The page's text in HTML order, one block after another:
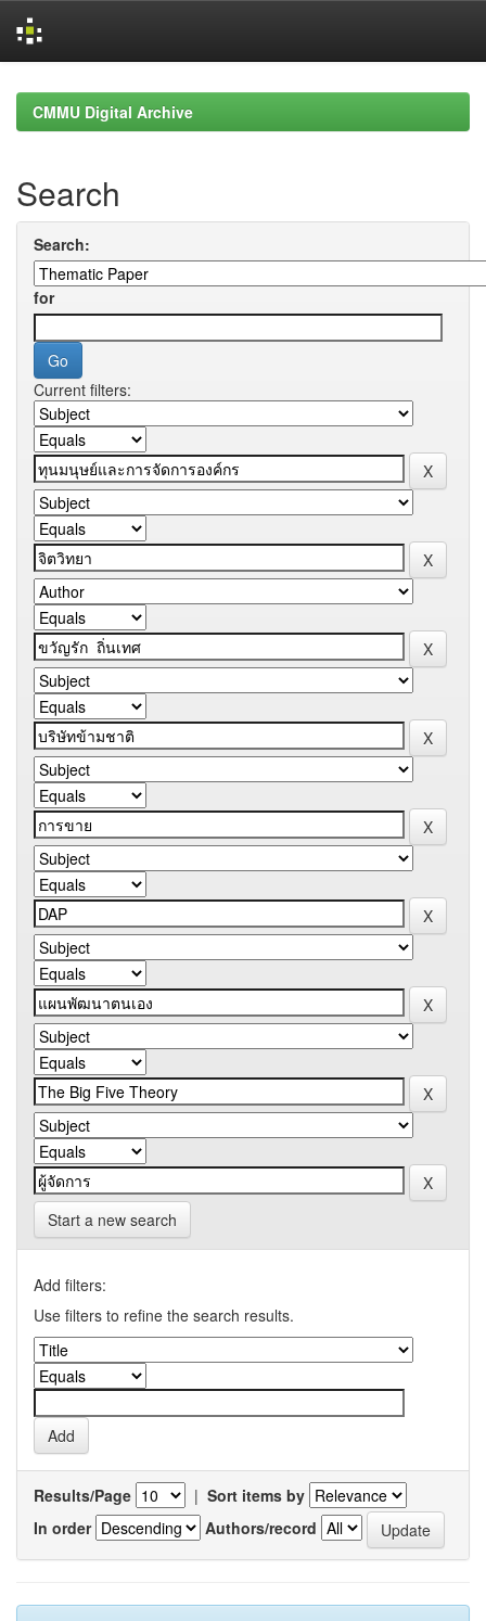
navigationCMMU Digital Archive
Search
Search:
for
Current filters:
Start a new search
Add filters:
Use filters to refine the search results.
Results/Page | Sort items by
In order
Authors/record